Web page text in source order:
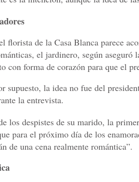
florista de la Casa Blanca parece
el jardinero, según aseguró
con forma de corazón para que el
supuesto, la idea no fue del
la entrevista.
los despistes de su marido, la
para el próximo día de los
de una cena realmente romántica”.